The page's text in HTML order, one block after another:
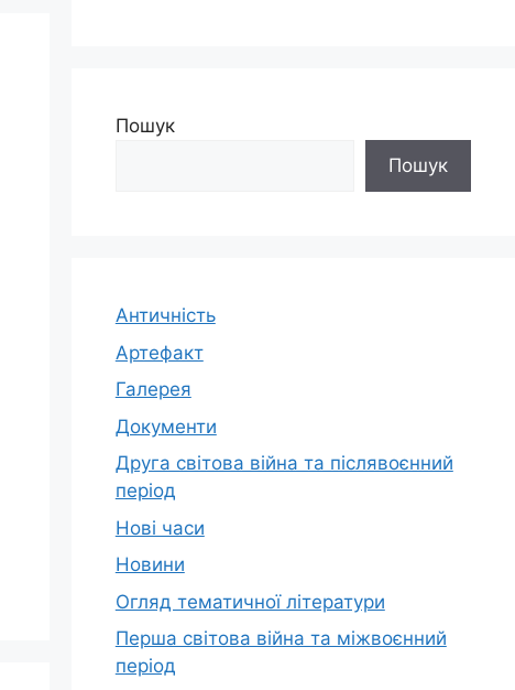
Пошук
Пошук
Античність
Артефакт
Галерея
Документи
Друга світова війна та післявоєнний
період
Нові часи
Новини
Огляд тематичної літератури
Перша світова війна та міжвоєнний
період